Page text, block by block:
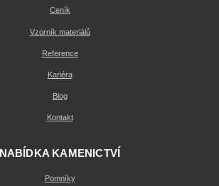
Ceník
Vzorník materiálů
Reference
Kariéra
Blog
Kontakt
NABÍDKA KAMENICTVÍ
Pomníky